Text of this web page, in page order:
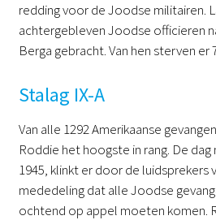
redding voor de Joodse militairen.
achtergebleven Joodse officieren
Berga gebracht. Van hen sterven er
Stalag IX-A
Van alle 1292 Amerikaanse
Roddie het hoogste in rang. De dag
1945, klinkt er door de luidsprekers
mededeling dat alle Joodse
ochtend op appel moeten komen.